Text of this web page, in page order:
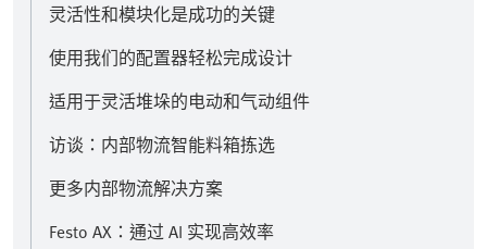
灵活性和模块化是成功的关键
使用我们的配置器轻松完成设计
适用于灵活堆垛的电动和气动组件
访谈：内部物流智能料箱拣选
更多内部物流解决方案
Festo AX：通过 AI 实现高效率